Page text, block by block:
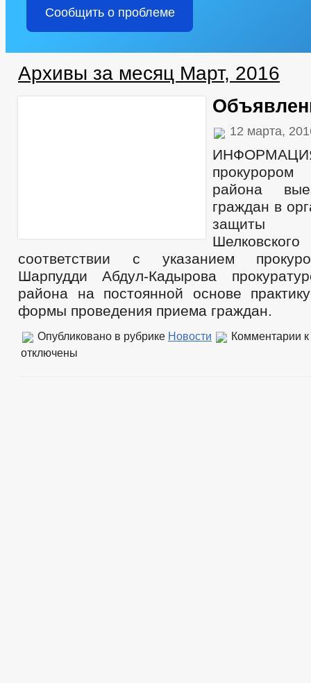
Сообщить о проблеме
Архивы за месяц Март, 2016
12 марта,
района
граждан в
защиты
соответствии с указанием
Шарпудди Абдул-Кадырова
района на постоянной основе
формы проведения приема граждан.
Опубликовано в рубрике Новости Комментарии
отключены